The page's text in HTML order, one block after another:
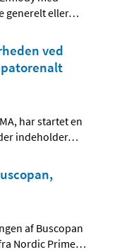
generelt eller…
ved
har startet en
indeholder…
af Buscopan
Nordic Prime…